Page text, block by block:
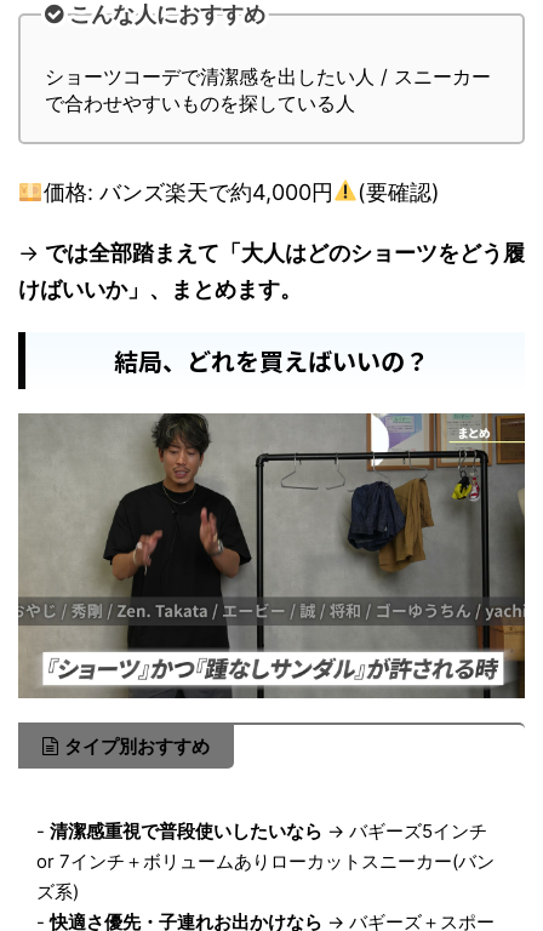
こんな人におすすめ
ショーツコーデで清潔感を出したい人 / スニーカー
で合わせやすいものを探している人
価格: バンズ楽天で約4,000円 (要確認)
→ では全部踏まえて「大人はどのショーツをどう履
けばいいか」、まとめます。
結局、どれを買えばいいの？
タイプ別おすすめ
- 清潔感重視で普段使いしたいなら → バギーズ5インチ
or 7インチ＋ボリュームありローカットスニーカー(バン
ズ系)
-快適さ優先・子連れお出かけなら → バギーズ＋スポー